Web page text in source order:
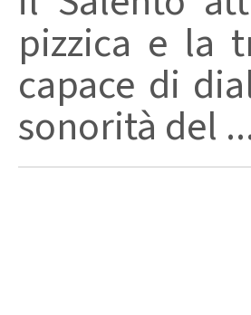
pizzica e la
capace di
sonorità del